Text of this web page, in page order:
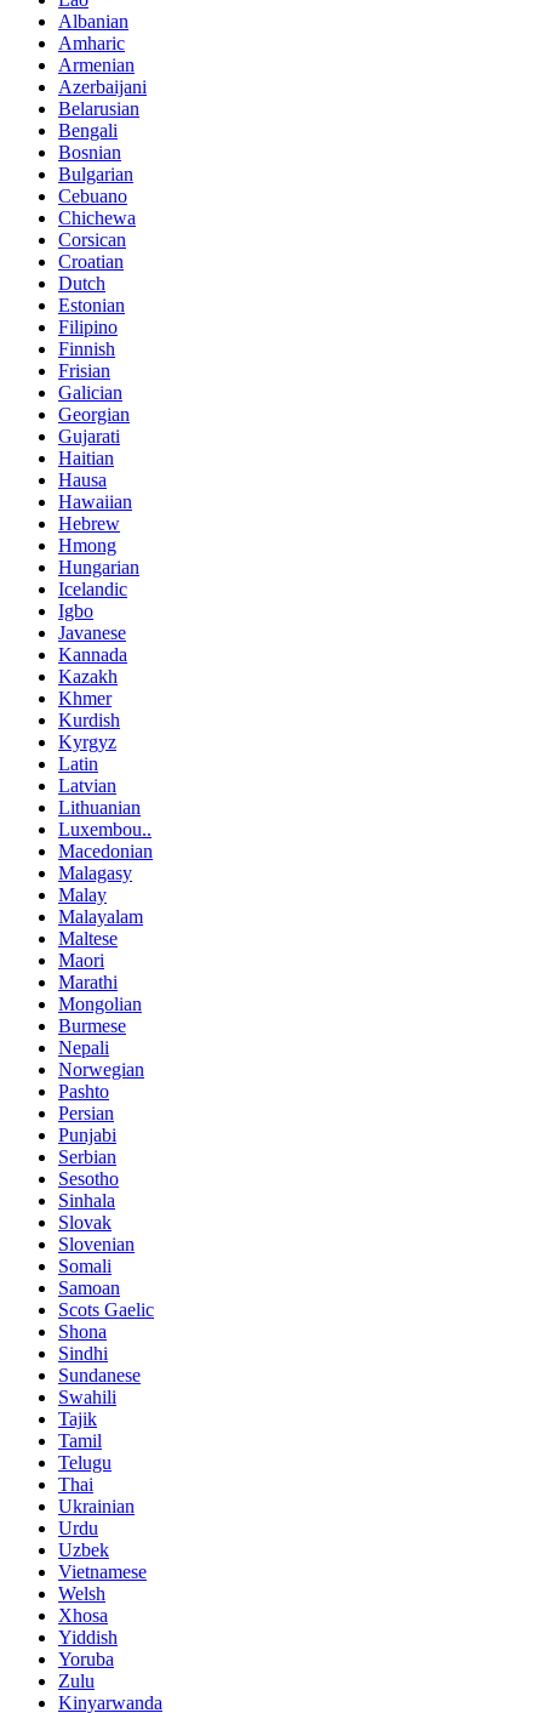
Albanian
Amharic
Armenian
Azerbaijani
Belarusian
Bengali
Bosnian
Bulgarian
Cebuano
Chichewa
Corsican
Croatian
Dutch
Estonian
Filipino
Finnish
Frisian
Galician
Georgian
Gujarati
Haitian
Hausa
Hawaiian
Hebrew
Hmong
Hungarian
Icelandic
Igbo
Javanese
Kannada
Kazakh
Khmer
Kurdish
Kyrgyz
Latin
Latvian
Lithuanian
Luxembou..
Macedonian
Malagasy
Malay
Malayalam
Maltese
Maori
Marathi
Mongolian
Burmese
Nepali
Norwegian
Pashto
Persian
Punjabi
Serbian
Sesotho
Sinhala
Slovak
Slovenian
Somali
Samoan
Scots Gaelic
Shona
Sindhi
Sundanese
Swahili
Tajik
Tamil
Telugu
Thai
Ukrainian
Urdu
Uzbek
Vietnamese
Welsh
Xhosa
Yiddish
Yoruba
Zulu
Kinyarwanda